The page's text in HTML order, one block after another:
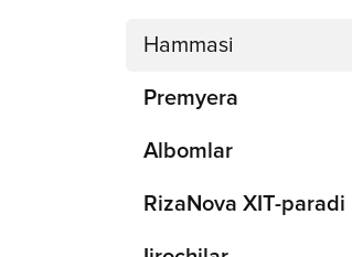
Hammasi
Premyera
Albomlar
RizaNova XIT-paradi